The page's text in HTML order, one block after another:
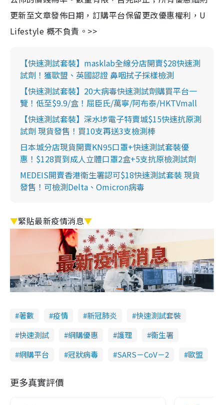
更新至文章發佈日期，訂購平台保留更改優惠權利，U
Lifestyle 概不負責。>>
【快速測試套裝】masklab全線分店開賣$28快速測
試劑！獲歐盟、英國認證 鼻咽拭子採樣檢測
【快速測試套裝】20大病毒快速測試劑購買平台一
覽！低至$9.9/盒！屈臣氏/萬寧/阿布泰/HKTVmall
【快速測試套裝】深水埗電子特賣城$15快速抗原測
試劑 現貨發售！買10支再送3支檢測棒
日本城分店現貨開賣KN95口罩+快速測試套裝優
惠！$128買到成人立體口罩2盒+5支抗原檢測試劑
MEDEIS開賣香港衛生署認可$18快速測試套裝 現貨
發售！可檢測Delta、Omicron病毒
▼緊貼最新疫情消息▼
著數 疫情 新冠肺炎
快速測試套裝
快速測試
網購優惠 護理
衞生署
網購平台
冠狀病毒 SARS－CoV－2 歐盟
更多真實評價